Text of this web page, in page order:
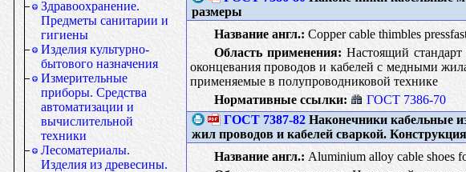
Здравоохранение.
Предметы санитарии и
гигиены
Изделия культурно-
бытового назначения
Измерительные
приборы. Средства
автоматизации и
вычислительной
техники
Лесоматериалы.
Изделия из древесины.
размеры
Название англ.: Copper cable thimbles
Область применения: Настоящий
оконцевания проводов и кабелей с медными
применяемые в полупроводниковой технике
Нормативные ссылки:
ГОСТ 7386-70
ГОСТ 7387-82Наконечники кабельные
жил проводов и кабелей сваркой.
Название англ.: Aluminium alloy cable shoes